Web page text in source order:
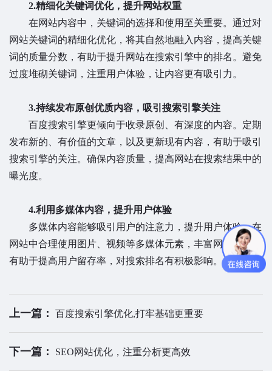
2.精细化关键词优化，提升网站权重
在网站内容中，关键词的选择和使用至关重要。通过对
网站关键词的精细化优化，将其自然地融入内容，提高关键
词的质量分数，有助于提升网站在搜索引擎中的排名。避免
过度堆砌关键词，注重用户体验，让内容更有吸引力。
3.持续发布原创优质内容，吸引搜索引擎关注
百度搜索引擎更倾向于收录原创、有深度的内容。定期
发布新的、有价值的文章，以及更新现有内容，有助于吸引
搜索引擎的关注。确保内容质量，提高网站在搜索结果中的
曝光度。
4.利用多媒体内容，提升用户体验
多媒体内容能够吸引用户的注意力，提升用户体验。在
网站中合理使用图片、视频等多媒体元素，丰富网站内容，
有助于提高用户留存率，对搜索排名有积极影响。
上一篇： 百度搜索引擎优化,打牢基础更重要
下一篇： SEO网站优化，注重分析更高效